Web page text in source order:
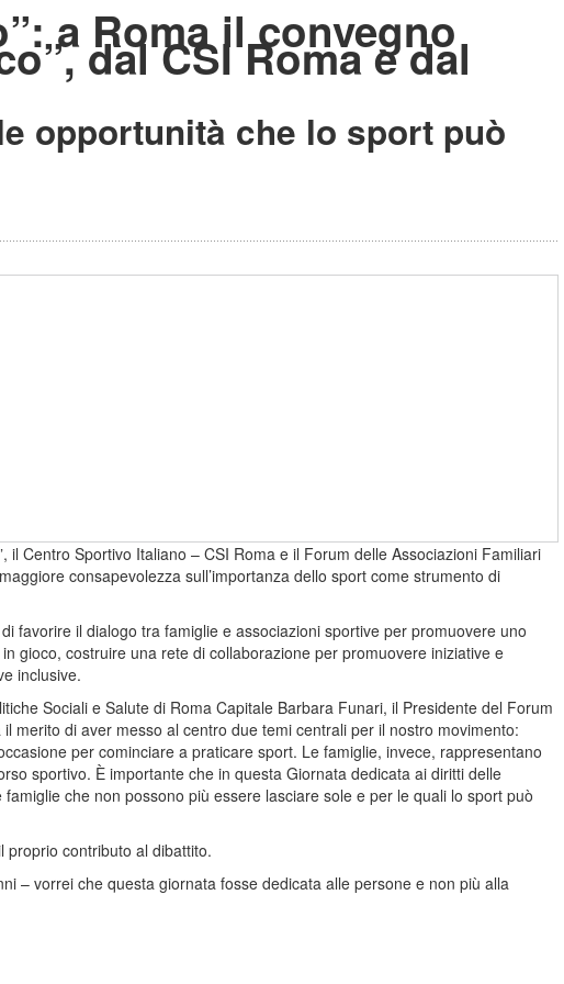
a Roma il convegno
dal CSI Roma e dal
opportunità che lo sport può
Centro Sportivo Italiano – CSI Roma e il Forum delle Associazioni Familiari
consapevolezza sull’importanza dello sport come strumento di
favorire il dialogo tra famiglie e associazioni sportive per promuovere uno
gioco, costruire una rete di collaborazione per promuovere iniziative e
inclusive.
Sociali e Salute di Roma Capitale Barbara Funari, il Presidente del Forum
merito di aver messo al centro due temi centrali per il nostro movimento:
per cominciare a praticare sport. Le famiglie, invece, rappresentano
sportivo. È importante che in questa Giornata dedicata ai diritti delle
che non possono più essere lasciare sole e per le quali lo sport può
proprio contributo al dibattito.
– vorrei che questa giornata fosse dedicata alle persone e non più alla